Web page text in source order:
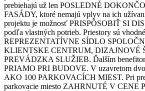
prebiehajú už len POSLEDNÉ
FASÁDY, ktoré nemajú vplyv na ich
projektu je možnosť PRISPÔSOBIŤ SI
podľa vlastných potrieb. Priestory sú
REPREZENTATÍVNE SÍDLO
KLIENTSKE CENTRUM, DIZAJNOVÉ
PREVÁDZKA SLUŽIEB. Ďalším
PRIAMO PRI BUDOVE. V uzavretom
AKO 100 PARKOVACÍCH MIEST. Pri
parkovacie miesto ZAHRNUTÉ V CENE